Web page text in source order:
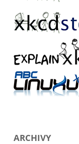
ARCHIVY